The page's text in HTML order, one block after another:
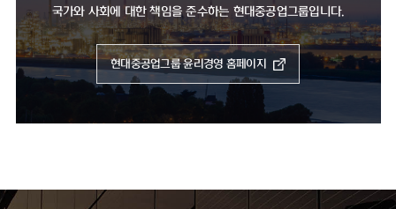
국가와 사회에 대한 책임을 준수하는 현대중공업그룹입니다.
현대중공업그룹 윤리경영 홈페이지